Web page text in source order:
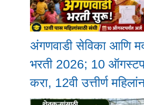
अंगणवाडी सेविका आणि
भरती 2026; 10
करा, 12वी उत्तीर्ण